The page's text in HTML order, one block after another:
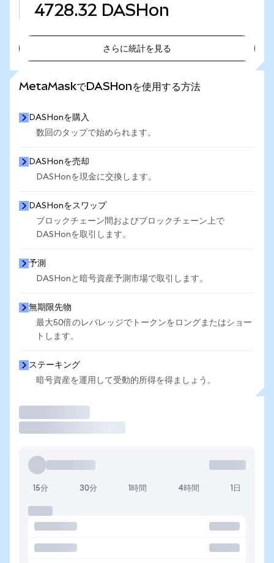
4728.32 DASHon
さらに統計を見る
MetaMaskでDASHonを使用する方法
DASHonを購入
数回のタップで始められます。
DASHonを売却
DASHonを現金に交換します。
DASHonをスワップ
ブロックチェーン間およびブロックチェーン上で
DASHonを取引します。
予測
DASHonと暗号資産予測市場で取引します。
無期限先物
最大50倍のレバレッジでトークンをロングまたはショー
トします。
ステーキング
暗号資産を運用して受動的所得を得ましょう。
15分 30分 1時間 4時間 1日